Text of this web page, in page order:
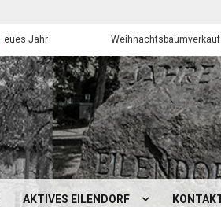
Weihnachtsbaumverkauf der
AKTIVES EILENDORF